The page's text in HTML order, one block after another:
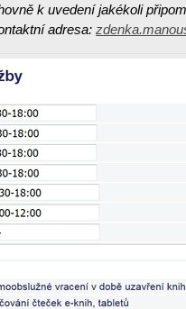
k uvedení jakékoli
adresa: